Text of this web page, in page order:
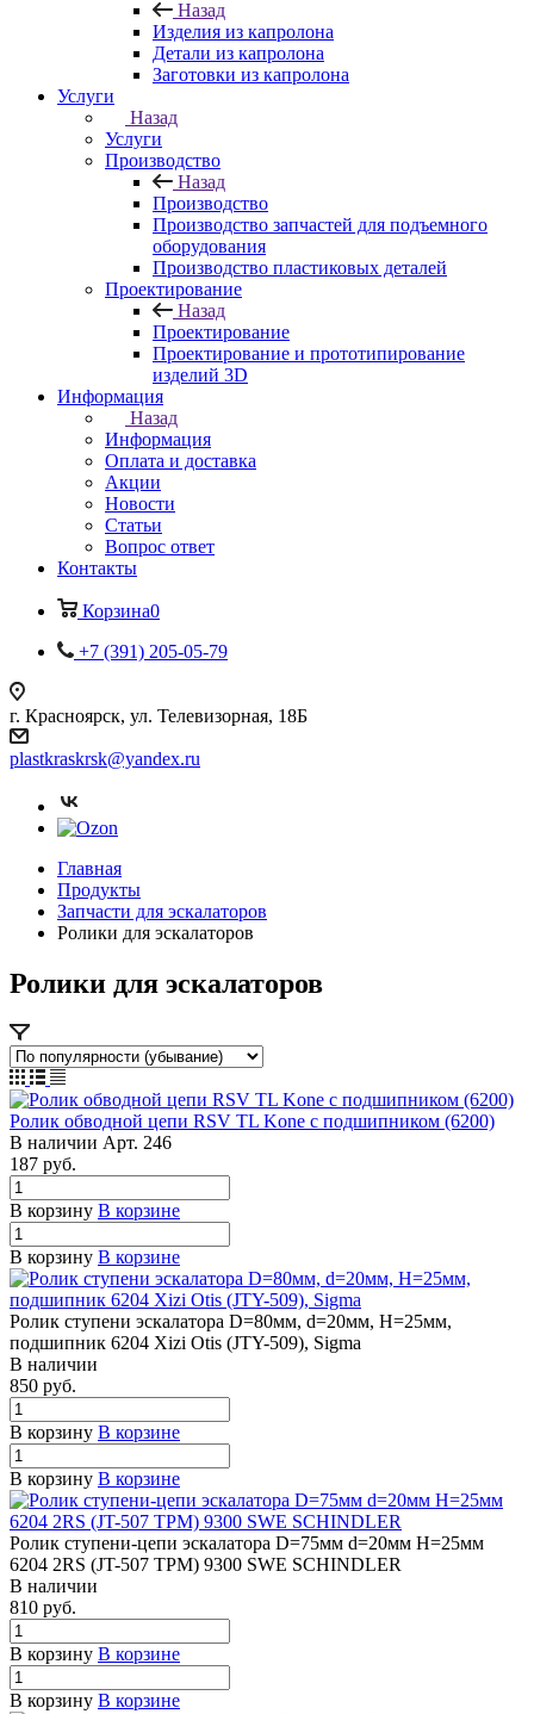
Назад
Изделия из капролона
Детали из капролона
Заготовки из капролона
Услуги
Назад
Услуги
Производство
Назад
Производство
Производство запчастей для подъемного
оборудования
Производство пластиковых деталей
Проектирование
Назад
Проектирование
Проектирование и прототипирование
изделий 3D
Информация
Назад
Информация
Оплата и доставка
Акции
Новости
Статьи
Вопрос ответ
Контакты
Корзина0
+7 (391) 205-05-79
г. Красноярск, ул. Телевизорная, 18Б
plastkraskrsk@yandex.ru
Главная
Продукты
Запчасти для эскалаторов
Ролики для эскалаторов
Ролики для эскалаторов
Ролик обводной цепи RSV TL Kone с подшипником (6200)
В наличии Арт. 246
187 руб.
В корзину В корзине
В корзину В корзине
Ролик ступени эскалатора D=80мм, d=20мм, H=25мм,
подшипник 6204 Xizi Otis (JTY-509), Sigma
В наличии
850 руб.
В корзину В корзине
В корзину В корзине
Ролик ступени-цепи эскалатора D=75мм d=20мм H=25мм
6204 2RS (JT-507 TPM) 9300 SWE SCHINDLER
В наличии
810 руб.
В корзину В корзине
В корзину В корзине